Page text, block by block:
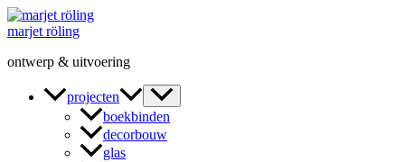
Ga
naar
inhoud
marjet röling
ontwerp & uitvoering
projecten
boekbinden
decorbouw
glas